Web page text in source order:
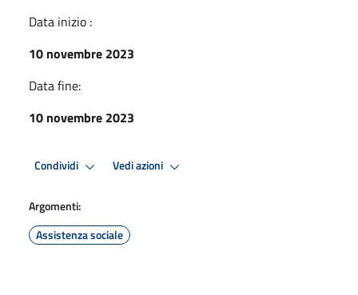
Data inizio :
10 novembre 2023
Data fine:
10 novembre 2023
Condividi Vedi azioni
Argomenti:
Assistenza sociale